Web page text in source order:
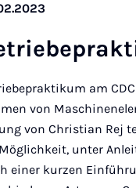
am
von
von Christian Rej
unter
einer kurzen